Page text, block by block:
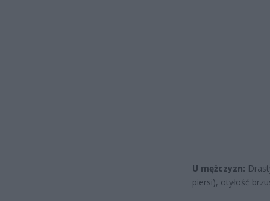
U mężczyzn:
piersi), otyłość